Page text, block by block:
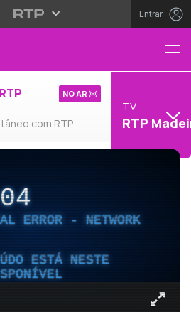
Entrar
com RTP
NO AR
TV
RTP
ERROR - NETWORK
ESTÁ NESTE